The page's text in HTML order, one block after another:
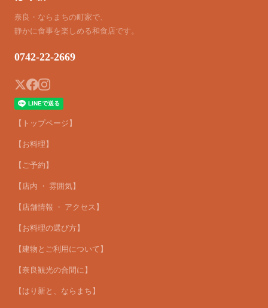
奈良・ならまちの町家で、
静かに食事を楽しめる和食店です。
0742-22-2669
【トップページ】
【お料理】
【ご予約】
【店内 ・ 雰囲気】
【店舗情報 ・ アクセス】
【お料理の選び方】
【建物とご利用について】
【奈良観光の合間に】
【はり新と、ならまち】